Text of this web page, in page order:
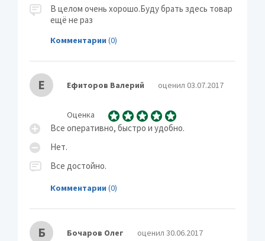
В целом очень хорошо.Буду брать здесь товар
ещё не раз
Комментарии (0)
Е Ефиторов Валерий оценил 03.07.2017
Оценка
Все оперативно, быстро и удобно.
Нет.
Все достойно.
Комментарии (0)
Б Бочаров Олег оценил 30.06.2017